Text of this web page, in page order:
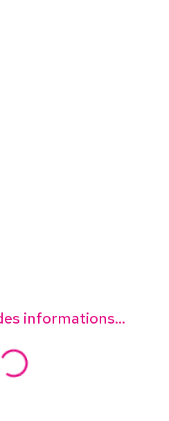
informations...